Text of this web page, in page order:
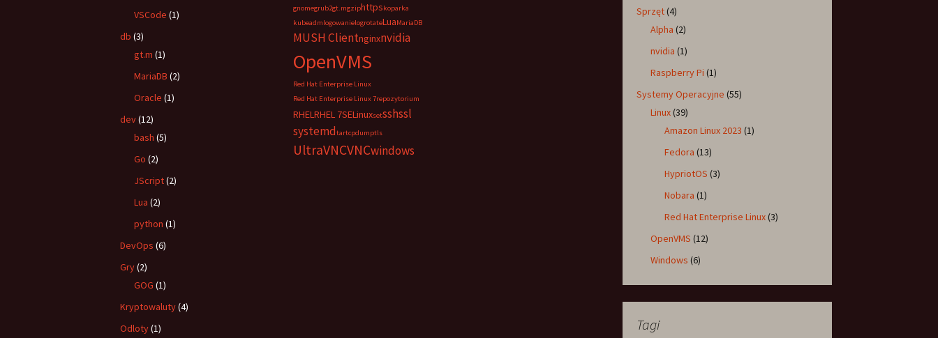
Sprzęt(4)
Alpha (2)
nvidia (1)
Raspberry Pi (1)
Systemy Operacyjne (55)
Linux(39)
Amazon Linux 2023 (1)
Fedora (13)
HypriotOS (3)
Nobara (1)
Red Hat Enterprise Linux(3)
OpenVMS (12)
Windows (6)
Tagi
VSCode (1)
db (3)
gt.m (1)
MariaDB (2)
Oracle (1)
dev(12)
bash (5)
Go (2)
JScript(2)
Lua (2)
python (1)
DevOps (6)
Gry(2)
GOG (1)
Kryptowaluty(4)
Odloty(1)
gnomegrub2gt.mgziphttpskoparka
kubeadmlogowanielogrotateLuaMariaDB
MUSH Clientnginxnvidia
OpenVMS
Red Hat Enterprise Linux
Red Hat Enterprise Linux 7repozytorium
RHELRHEL 7SELinuxsetsshssl
systemdtartcpdumptls
UltraVNCVNCwindows